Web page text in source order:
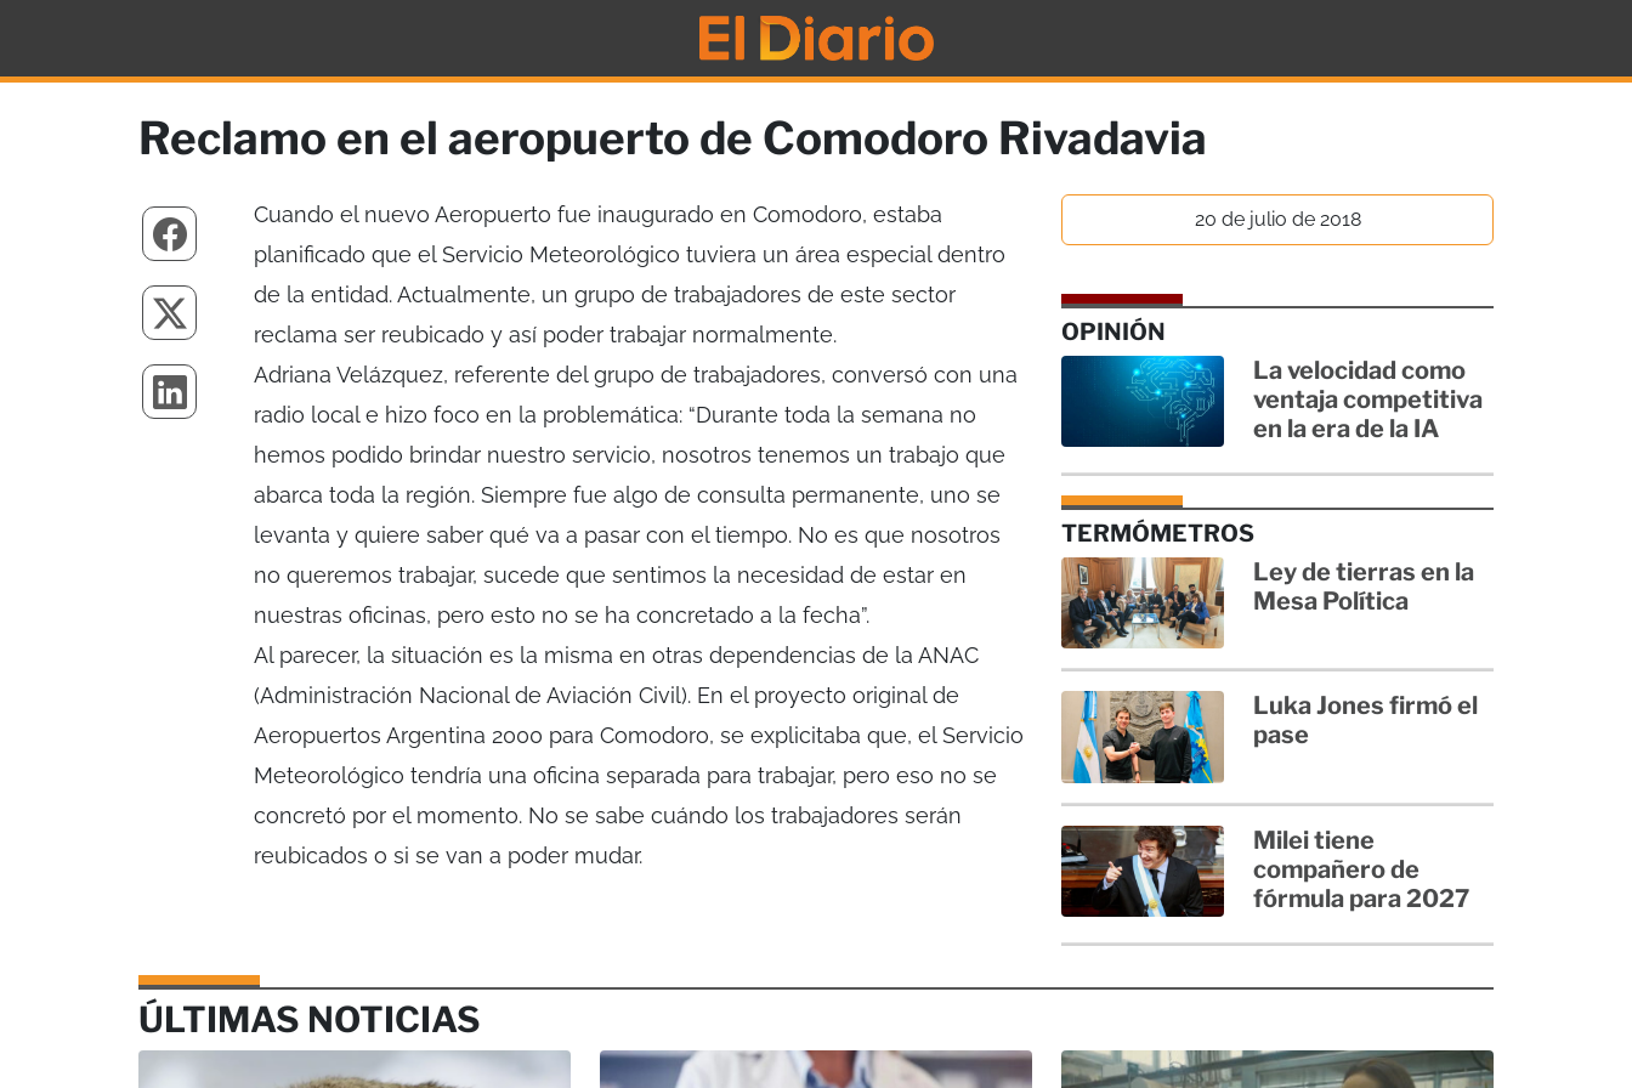
Reclamo en el aeropuerto de Comodoro Rivadavia
Cuando el nuevo Aeropuerto fue inaugurado en Comodoro, estaba
planificado que el Servicio Meteorológico tuviera un área especial dentro
de la entidad. Actualmente, un grupo de trabajadores de este sector
reclama ser reubicado y así poder trabajar normalmente.
Adriana Velázquez, referente del grupo de trabajadores, conversó con una
radio local e hizo foco en la problemática: “Durante toda la semana no
hemos podido brindar nuestro servicio, nosotros tenemos un trabajo que
abarca toda la región. Siempre fue algo de consulta permanente, uno se
levanta y quiere saber qué va a pasar con el tiempo. No es que nosotros
no queremos trabajar, sucede que sentimos la necesidad de estar en
nuestras oficinas, pero esto no se ha concretado a la fecha”.
Al parecer, la situación es la misma en otras dependencias de la ANAC
(Administración Nacional de Aviación Civil). En el proyecto original de
Aeropuertos Argentina 2000 para Comodoro, se explicitaba que, el Servicio
Meteorológico tendría una oficina separada para trabajar, pero eso no se
concretó por el momento. No se sabe cuándo los trabajadores serán
reubicados o si se van a poder mudar.
20 de julio de 2018
OPINIÓN
La velocidad como
ventaja competitiva
en la era de la IA
TERMÓMETROS
Ley de tierras en la
Mesa Política
Luka Jones firmó el
pase
Milei tiene
compañero de
fórmula para 2027
ÚLTIMAS NOTICIAS